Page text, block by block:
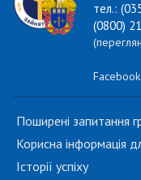
тел.:
(0800)
Facebook
Поширені запитання
Корисна інформація
Історії успіху